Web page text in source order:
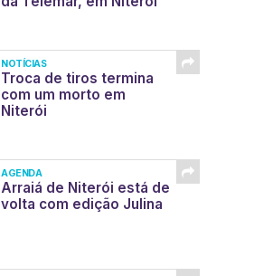
NOTÍCIAS
Troca de tiros termina
com um morto em
Niterói
AGENDA
Arraiá de Niterói está de
volta com edição Julina